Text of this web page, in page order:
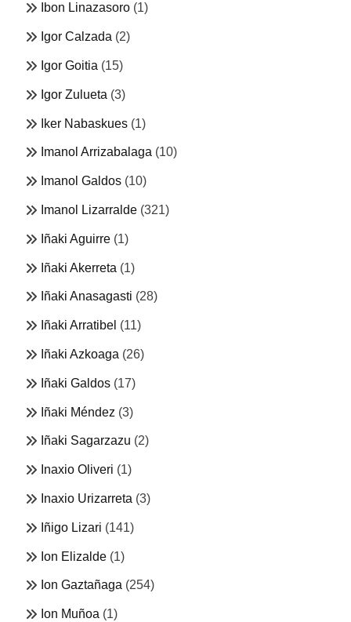
Ibon Linazasoro (1)
Igor Calzada (2)
Igor Goitia (15)
Igor Zulueta (3)
Iker Nabaskues (1)
Imanol Arrizabalaga (10)
Imanol Galdos (10)
Imanol Lizarralde (321)
Iñaki Aguirre (1)
Iñaki Akerreta (1)
Iñaki Anasagasti (28)
Iñaki Arratibel (11)
Iñaki Azkoaga (26)
Iñaki Galdos (17)
Iñaki Méndez (3)
Iñaki Sagarzazu (2)
Inaxio Oliveri (1)
Inaxio Urizarreta (3)
Iñigo Lizari (141)
Ion Elizalde (1)
Ion Gaztañaga (254)
Ion Muñoa (1)